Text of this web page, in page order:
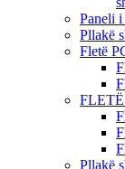
Paneli i
Pllakë
Fletë
FLETË
Pllakë